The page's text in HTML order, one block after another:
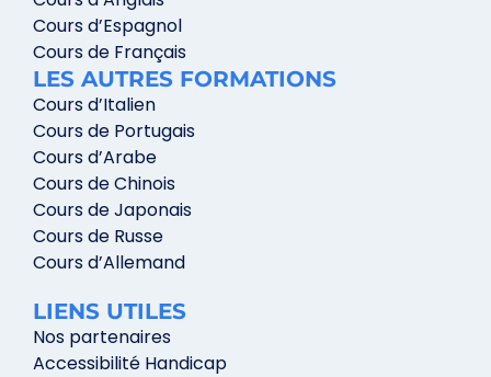
Cours d’Espagnol
Cours de Français
LES AUTRES FORMATIONS
Cours d’Italien
Cours de Portugais
Cours d’Arabe
Cours de Chinois
Cours de Japonais
Cours de Russe
Cours d’Allemand
LIENS UTILES
Nos partenaires
Accessibilité Handicap